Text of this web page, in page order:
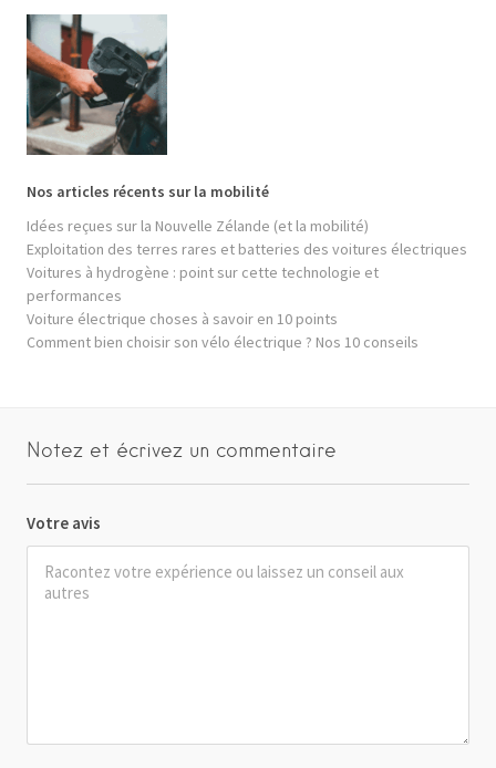
Nos articles récents sur la mobilité
Idées reçues sur la Nouvelle Zélande (et la mobilité)
Exploitation des terres rares et batteries des voitures électriques
Voitures à hydrogène : point sur cette technologie et
performances
Voiture électrique choses à savoir en 10 points
Comment bien choisir son vélo électrique ? Nos 10 conseils
Notez et écrivez un commentaire
Votre avis